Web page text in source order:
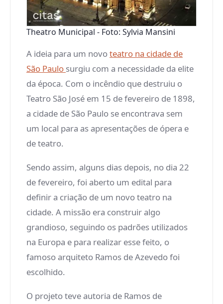
Theatro Municipal - Foto: Sylvia Mansini
A ideia para um novoteatro na cidade de
São Paulo surgiu com a necessidade da elite
da época. Com o incêndio que destruiu o
Teatro São José em 15 de fevereiro de 1898,
a cidade de São Paulo se encontrava sem
um local para as apresentações de ópera e
de teatro.
Sendo assim, alguns dias depois, no dia 22
de fevereiro, foi aberto um edital para
definir a criação de um novo teatro na
cidade. A missão era construir algo
grandioso, seguindo os padrões utilizados
na Europa e para realizar esse feito, o
famoso arquiteto Ramos de Azevedo foi
escolhido.
O projeto teve autoria de Ramos de